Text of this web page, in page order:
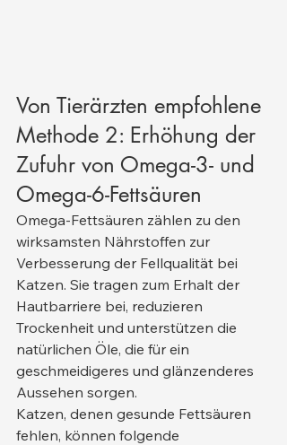
Von Tierärzten empfohlene
Methode 2: Erhöhung der
Zufuhr von Omega-3- und
Omega-6-Fettsäuren
Omega-Fettsäuren zählen zu den
wirksamsten Nährstoffen zur
Verbesserung der Fellqualität bei
Katzen. Sie tragen zum Erhalt der
Hautbarriere bei, reduzieren
Trockenheit und unterstützen die
natürlichen Öle, die für ein
geschmeidigeres und glänzenderes
Aussehen sorgen.
Katzen, denen gesunde Fettsäuren
fehlen, können folgende